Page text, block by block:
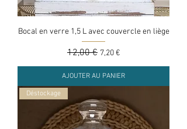
Bocal en verre 1,5 L avec couvercle en liège
Prix original
12,00 € Prix promotionnel
7,20 €
AJOUTER AU PANIER
Déstockage